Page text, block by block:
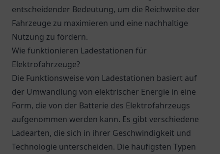
entscheidender Bedeutung, um die Reichweite der
Fahrzeuge zu maximieren und eine nachhaltige
Nutzung zu fördern.
Wie funktionieren Ladestationen für
Elektrofahrzeuge?
Die Funktionsweise von Ladestationen basiert auf
der Umwandlung von elektrischer Energie in eine
Form, die von der Batterie des Elektrofahrzeugs
aufgenommen werden kann. Es gibt verschiedene
Ladearten, die sich in ihrer Geschwindigkeit und
Technologie unterscheiden. Die häufigsten Typen